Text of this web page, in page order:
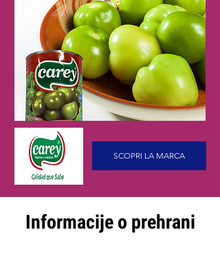
SCOPRI LA MARCA
Informacije o prehrani